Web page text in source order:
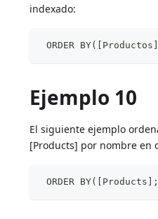
indexado:
ORDER
Ejemplo 10
El siguiente ejemplo
[Products] por nombre en
ORDER